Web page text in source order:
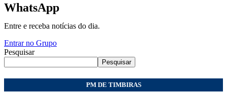
WhatsApp
Entre e receba notícias do dia.
Entrar no Grupo
Pesquisar
Pesquisar
PM DE TIMBIRAS